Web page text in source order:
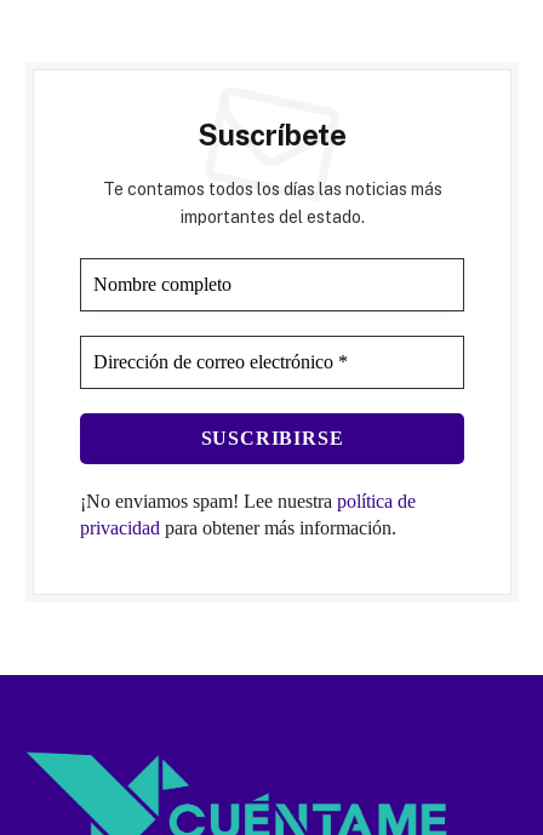
Suscríbete
Te contamos todos los días las noticias más
importantes del estado.
¡No enviamos spam! Lee nuestra política de
privacidad para obtener más información.